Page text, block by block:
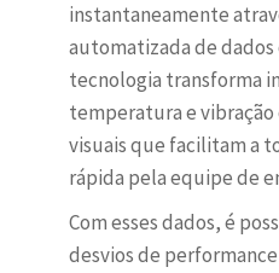
instantaneamente
automatizada de dados
tecnologia transforma
temperatura e vibração
visuais que facilitam a
rápida pela equipe de
Com esses dados, é
desvios de